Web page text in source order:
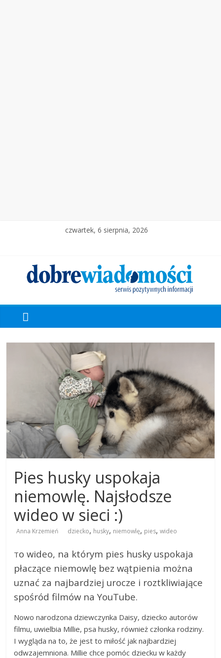
czwartek, 6 sierpnia, 2026
Pies husky uspokaja
niemowlę. Najsłodsze
wideo w sieci :)
Anna Krzemień dziecko, husky, niemowlę, pies,wideo
To wideo, na którym pies husky uspokaja
płaczące niemowlę bez wątpienia można
uznać za najbardziej urocze i roztkliwiające
spośród filmów na YouTube.
Nowo narodzona dziewczynka Daisy, dziecko autorów
filmu, uwielbia Millie, psa husky, również członka rodziny.
I wygląda na to, że jest to miłość jak najbardziej
odwzajemniona. Millie chce pomóc dziecku w każdy